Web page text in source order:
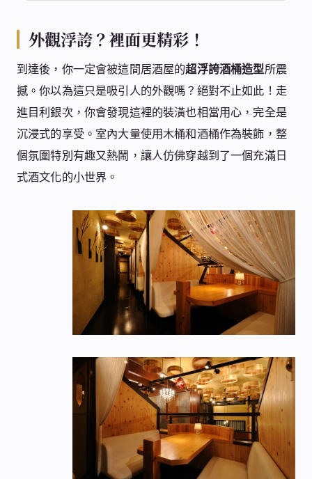
外觀浮誇？裡面更精彩！
到達後，你一定會被這間居酒屋的超浮誇酒桶造型所震
撼。你以為這只是吸引人的外觀嗎？絕對不止如此！走
進目利銀次，你會發現這裡的裝潢也相當用心，完全是
沉浸式的享受。室內大量使用木桶和酒桶作為裝飾，整
個氛圍特別有趣又熱鬧，讓人仿佛穿越到了一個充滿日
式酒文化的小世界。